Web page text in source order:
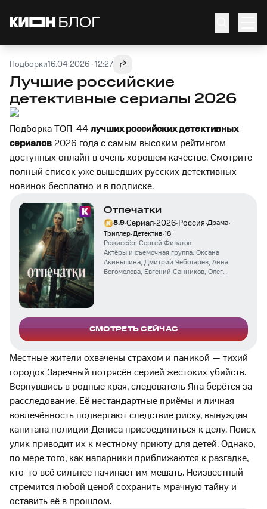
Подборки16.04.2026 · 12:27
Лучшие российские
детективные сериалы 2026
Подборка ТОП-44лучших российских детективных
сериалов2026 года с самым высоким рейтингом
доступных онлайн в очень хорошем качестве. Смотрите
полный список уже вышедших русских детективных
новинок бесплатно и в подписке.
Отпечатки
8.9·Сериал·2026·Россия·Драма·
Триллер·Детектив·18+
Режиссёр: Сергей Филатов
Актёры и съемочная группа: Оксана
Акиньшина, Дмитрий Чеботарёв, Анна
Богомолова, Евгений Санников, Олег
СМОТРЕТЬ СЕЙЧАС
Местные жители охвачены страхом и паникой — тихий
городок Заречный потрясён серией жестоких убийств.
Вернувшись в родные края, следователь Яна берётся за
расследование. Её нестандартные приёмы и личная
вовлечённость подвергают следствие риску, вынуждая
капитана полиции Дениса присоединиться к делу. Поиск
улик приводит их к местному приюту для детей. Однако,
по мере того, как напарники приближаются к разгадке,
кто-то всё сильнее начинает им мешать. Неизвестный
стремится любой ценой сохранить мрачную тайну и
оставить её в прошлом.